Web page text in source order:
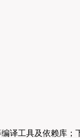
译工具及依赖库